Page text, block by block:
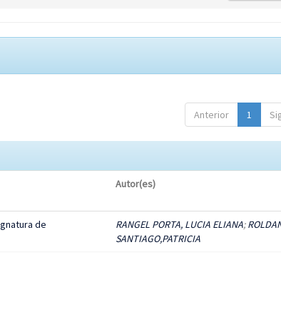
Anterior 1
Autor(es)
de
RANGEL PORTA, LUCIA ELIANA;
SANTIAGO,PATRICIA